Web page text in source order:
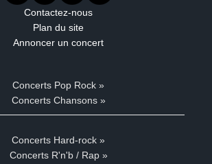
Contactez-nous
Plan du site
Annoncer un concert
Concerts Pop Rock »
Concerts Chansons »
Concerts Hard-rock »
Concerts R'n'b / Rap »